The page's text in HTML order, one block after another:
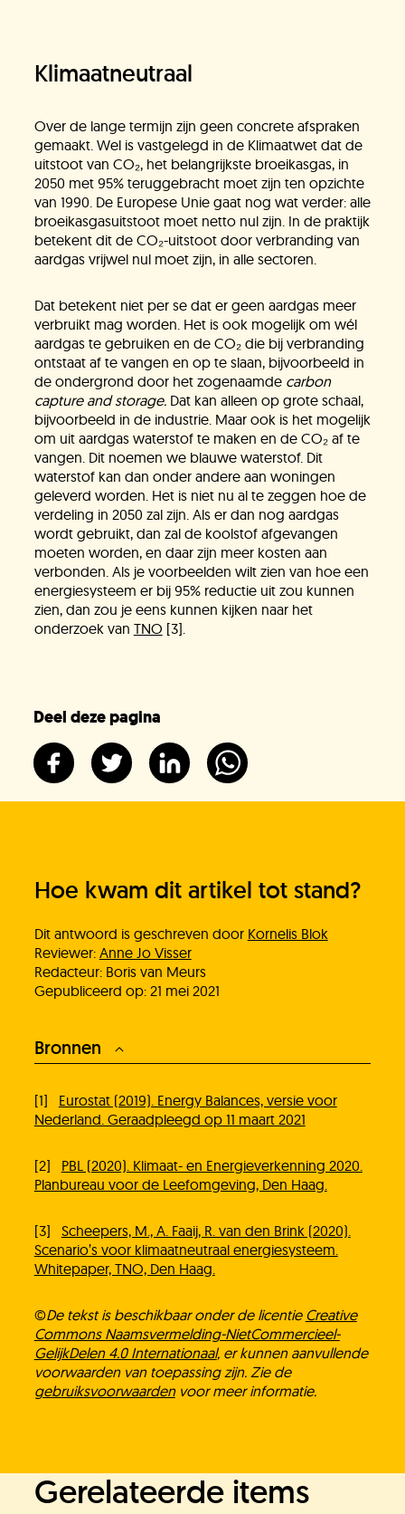
Klimaatneutraal
Over de lange termijn zijn geen concrete afspraken
gemaakt. Wel is vastgelegd in de Klimaatwet dat de
uitstoot van CO₂, het belangrijkste broeikasgas, in
2050 met 95% teruggebracht moet zijn ten opzichte
van 1990. De Europese Unie gaat nog wat verder: alle
broeikasgasuitstoot moet netto nul zijn. In de praktijk
betekent dit de CO₂-uitstoot door verbranding van
aardgas vrijwel nul moet zijn, in alle sectoren.
Dat betekent niet per se dat er geen aardgas meer
verbruikt mag worden. Het is ook mogelijk om wél
aardgas te gebruiken en de CO₂ die bij verbranding
ontstaat af te vangen en op te slaan, bijvoorbeeld in
de ondergrond door het zogenaamde carbon
capture and storage.Dat kan alleen op grote schaal,
bijvoorbeeld in de industrie. Maar ook is het mogelijk
om uit aardgas waterstof te maken en de CO₂ af te
vangen. Dit noemen we blauwe waterstof. Dit
waterstof kan dan onder andere aan woningen
geleverd worden. Het is niet nu al te zeggen hoe de
verdeling in 2050 zal zijn. Als er dan nog aardgas
wordt gebruikt, dan zal de koolstof afgevangen
moeten worden, en daar zijn meer kosten aan
verbonden. Als je voorbeelden wilt zien van hoe een
energiesysteem er bij 95% reductie uit zou kunnen
zien, dan zou je eens kunnen kijken naar het
onderzoek van TNO [3].
Deel deze pagina
Hoe kwam dit artikel tot stand?
Dit antwoord is geschreven door Kornelis Blok
Reviewer: Anne Jo Visser
Redacteur: Boris van Meurs
Gepubliceerd op: 21 mei 2021​​​​​​​​​​​​​​​​​​​​​​​​​​​​​​​​​​​​​​​​​​​​​​​​​​​​​​​​​​​​​​​​​​​​​​​​​​​​
Bronnen
[1] Eurostat (2019). Energy Balances, versie voor
Nederland. Geraadpleegd op 11 maart 2021
[2] PBL (2020). Klimaat- en Energieverkenning 2020.
Planbureau voor de Leefomgeving, Den Haag.
[3] Scheepers, M., A. Faaij, R. van den Brink (2020).
Scenario’s voor klimaatneutraal energiesysteem.
Whitepaper, TNO, Den Haag.
©De tekst is beschikbaar onder de licentie Creative
Commons Naamsvermelding-NietCommercieel-
GelijkDelen 4.0 Internationaal, er kunnen aanvullende
voorwaarden van toepassing zijn. Zie de
gebruiksvoorwaardenvoor meer informatie.
Gerelateerde items
Heb je het antwoord dat je zocht niet
Stel je vraag
In behandeling
Doneer!
Werken bij